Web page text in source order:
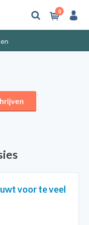
0
voor te veel